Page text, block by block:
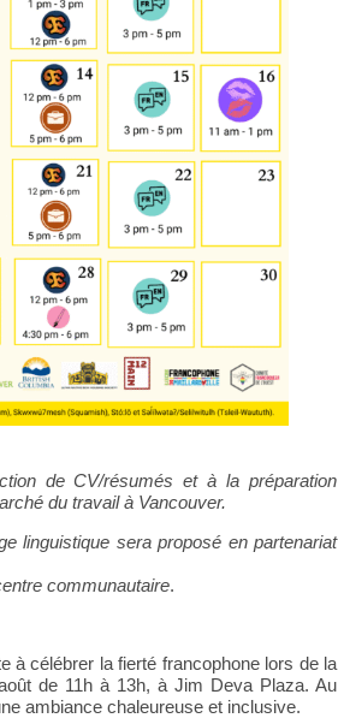
de CV/résumés et à la préparation
du travail à Vancouver.
linguistique sera proposé en partenariat
communautaire.
à célébrer la fierté francophone lors de la
de 11h à 13h, à Jim Deva Plaza. Au
ambiance chaleureuse et inclusive.